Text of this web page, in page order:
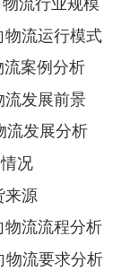
物流运行模式
案例分析
流发展前景
流发展分析
况
来源
流流程分析
物流要求分析